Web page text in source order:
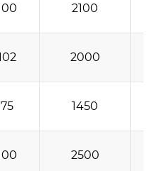
2100
2000
75 1450
2500